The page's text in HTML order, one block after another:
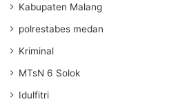
Kabupaten Malang
polrestabes medan
Kriminal
MTsN 6 Solok
Idulfitri